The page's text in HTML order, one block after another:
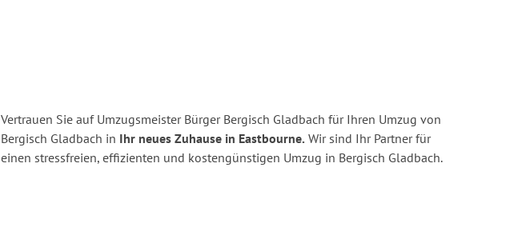
Vertrauen Sie auf Umzugsmeister Bürger Bergisch Gladbach für Ihren Umzug von
Bergisch Gladbach in Ihr neues Zuhause in Eastbourne. Wir sind Ihr Partner für
einen stressfreien, effizienten und kostengünstigen Umzug in Bergisch Gladbach.